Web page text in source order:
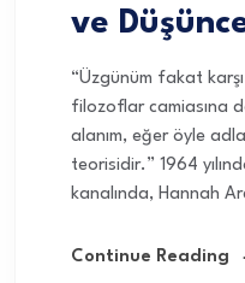
ve
“Üzgünüm fakat
filozoflar camiasına
alanım, eğer öyle
teorisidir.” 1964
kanalında, Hannah
Continue Reading